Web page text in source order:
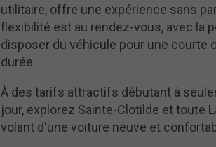
utilitaire, offre une expérience sans
flexibilité est au rendez-vous, avec la
disposer du véhicule pour une courte
durée.
À des tarifs attractifs débutant à
jour, explorez Sainte-Clotilde et toute
volant d'une voiture neuve et